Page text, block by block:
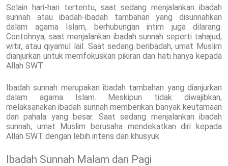
Selain hari-hari tertentu, saat sedang menjalankan ibadah
sunnah atau ibadah-ibadah tambahan yang disunnahkan
dalam agama Islam, berhubungan intim juga dilarang.
Contohnya, saat menjalankan ibadah sunnah seperti tahajud,
witir, atau qiyamul lail. Saat sedang beribadah, umat Muslim
dianjurkan untuk memfokuskan pikiran dan hati hanya kepada
Allah SWT.
Ibadah sunnah merupakan ibadah tambahan yang dianjurkan
dalam agama Islam. Meskipun tidak diwajibkan,
melaksanakan ibadah sunnah memberikan banyak keutamaan
dan pahala yang besar. Saat sedang menjalankan ibadah
sunnah, umat Muslim berusaha mendekatkan diri kepada
Allah SWT dengan lebih intens dan khusyuk.
Ibadah Sunnah Malam dan Pagi